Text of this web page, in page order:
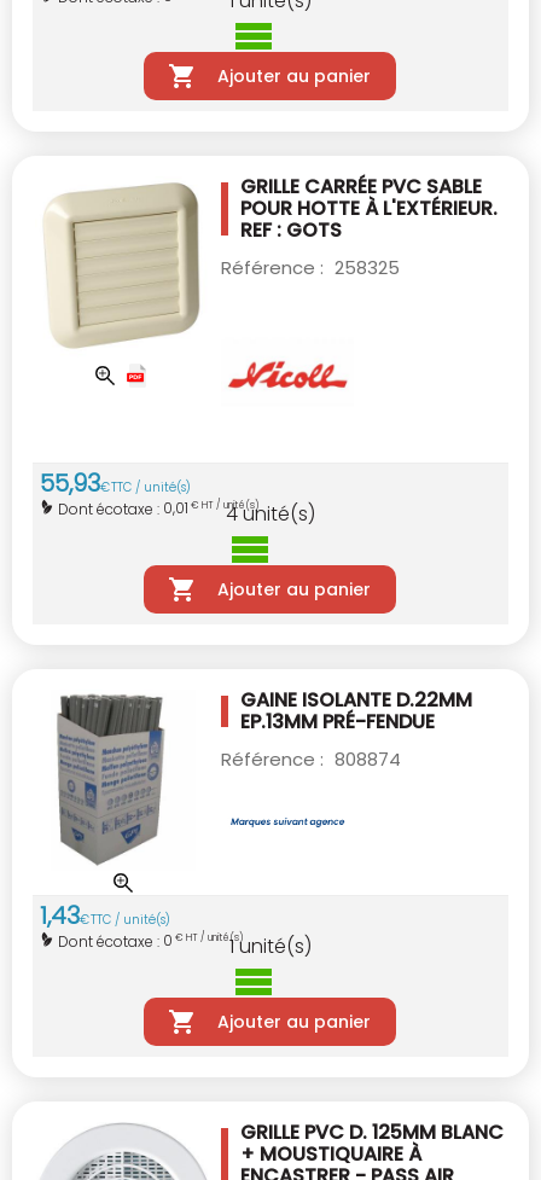
Ajouter au panier
GRILLE CARRÉE PVC SABLE
POUR HOTTEÀ L'EXTÉRIEUR.
REF : GOTS
Référence : 258325
55,93€TTC / unité(s)
Dont écotaxe : 0,01 € HT / unité(s)
4unité(s)
Ajouter au panier
GAINE ISOLANTE D.22MM
EP.13MM PRÉ-FENDUE
Référence : 808874
1,43€TTC / unité(s)
Dont écotaxe : 0 € HT / unité(s)
1unité(s)
Ajouter au panier
GRILLE PVC D. 125MM BLANC
+ MOUSTIQUAIREÀ